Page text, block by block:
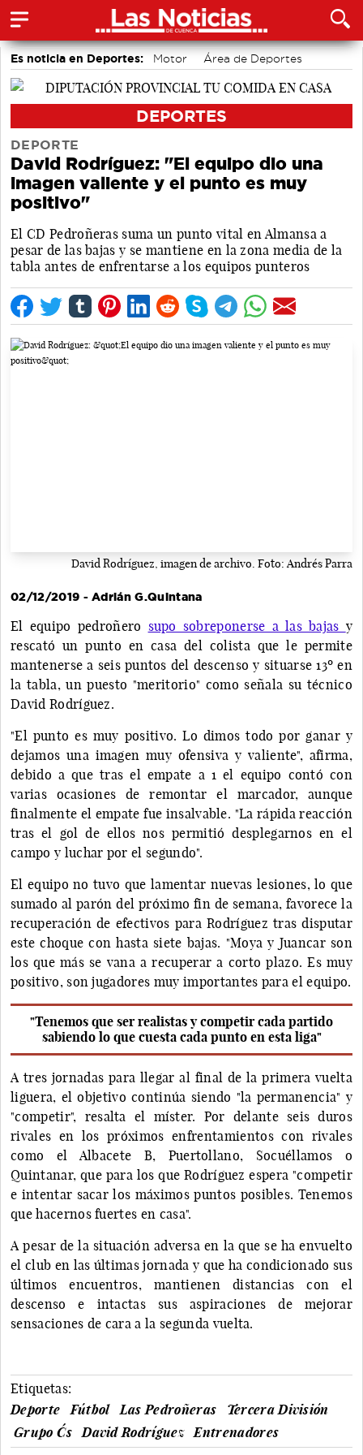
Es noticia en Deportes: Motor
Área de Deportes
Bádminton
DEPORTES
DEPORTE
David Rodríguez: "El equipo dio una
imagen valiente y el punto es muy
positivo"
El CD Pedroñeras suma un punto vital en Almansa a
pesar de las bajas y se mantiene en la zona media de la
tabla antes de enfrentarse a los equipos punteros
David Rodríguez, imagen de archivo. Foto: Andrés Parra
02/12/2019 - Adrián G.Quintana
El equipo pedroñero supo sobreponerse a las bajas y
rescató un punto en casa del colista que le permite
mantenerse a seis puntos del descenso y situarse 13º en
la tabla, un puesto "meritorio" como señala su técnico
David Rodríguez.
"El punto es muy positivo. Lo dimos todo por ganar y
dejamos una imagen muy ofensiva y valiente", afirma,
debido a que tras el empate a 1 el equipo contó con
varias ocasiones de remontar el marcador, aunque
finalmente el empate fue insalvable. "La rápida reacción
tras el gol de ellos nos permitió desplegarnos en el
campo y luchar por el segundo".
El equipo no tuvo que lamentar nuevas lesiones, lo que
sumado al parón del próximo fin de semana, favorece la
recuperación de efectivos para Rodríguez tras disputar
este choque con hasta siete bajas. "Moya y Juancar son
los que más se vana a recuperar a corto plazo. Es muy
positivo, son jugadores muy importantes para el equipo.
"Tenemos que ser realistas y competir cada partido
sabiendo lo que cuesta cada punto en esta liga"
A tres jornadas para llegar al final de la primera vuelta
liguera, el objetivo continúa siendo "la permanencia" y
"competir", resalta el míster. Por delante seis duros
rivales en los próximos enfrentamientos con rivales
como el Albacete B, Puertollano, Socuéllamos o
Quintanar, que para los que Rodríguez espera "competir
e intentar sacar los máximos puntos posibles. Tenemos
que hacernos fuertes en casa".
A pesar de la situación adversa en la que se ha envuelto
el club en las últimas jornada y que ha condicionado sus
últimos encuentros, mantienen distancias con el
descenso e intactas sus aspiraciones de mejorar
sensaciones de cara a la segunda vuelta.
Etiquetas:
Deporte
Fútbol Las Pedroñeras
Tercera División
Grupo C´s
David Rodríguez Entrenadores